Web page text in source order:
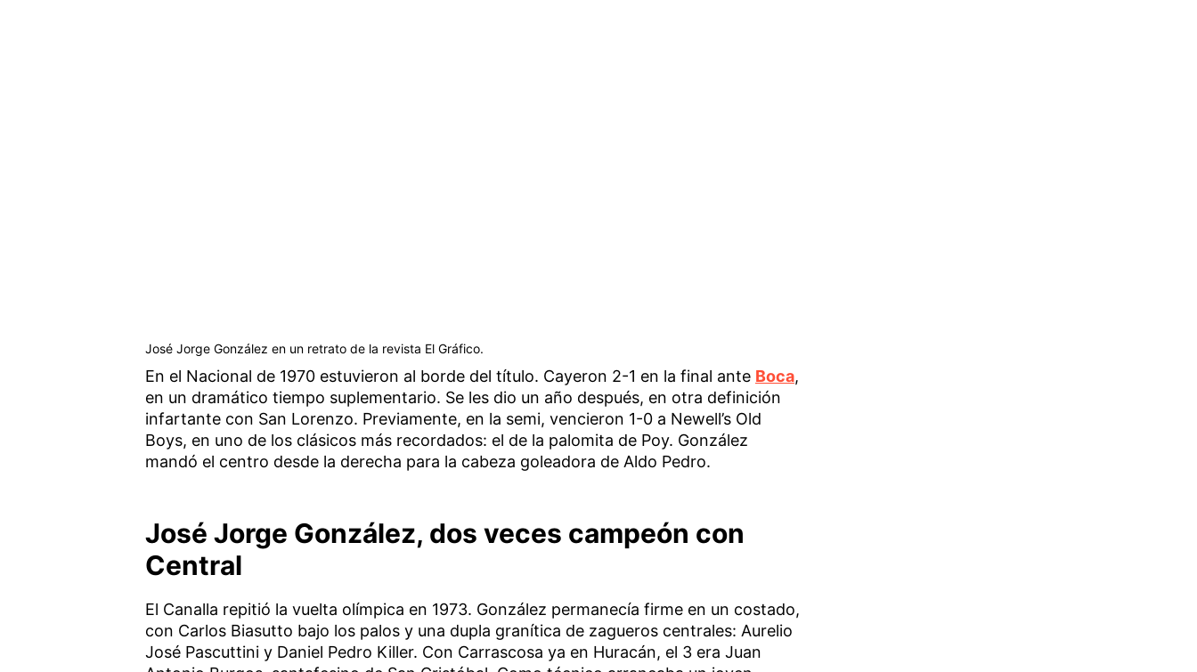
José Jorge González en un retrato de la revista El Gráfico.
En el Nacional de 1970 estuvieron al borde del título. Cayeron 2-1 en la final ante Boca,
en un dramático tiempo suplementario. Se les dio un año después, en otra definición
infartante con San Lorenzo. Previamente, en la semi, vencieron 1-0 a Newell’s Old
Boys, en uno de los clásicos más recordados: el de la palomita de Poy. González
mandó el centro desde la derecha para la cabeza goleadora de Aldo Pedro.
José Jorge González, dos veces campeón con
Central
El Canalla repitió la vuelta olímpica en 1973. González permanecía firme en un costado,
con Carlos Biasutto bajo los palos y una dupla granítica de zagueros centrales: Aurelio
José Pascuttini y Daniel Pedro Killer. Con Carrascosa ya en Huracán, el 3 era Juan